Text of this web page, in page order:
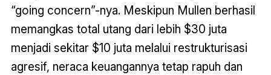
“going concern”-nya. Meskipun Mullen berhasil
memangkas total utang dari lebih $30 juta
menjadi sekitar $10 juta melalui restrukturisasi
agresif, neraca keuangannya tetap rapuh dan